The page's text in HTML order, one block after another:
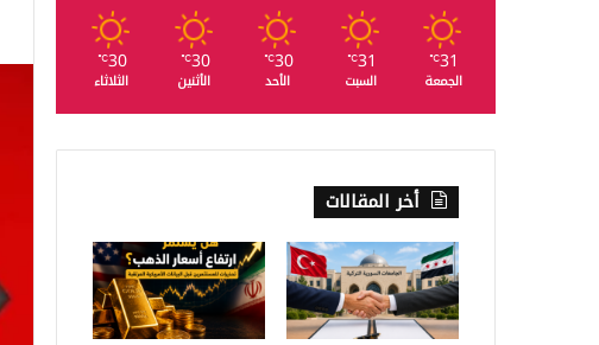
31
℃
الجمعة
31
℃
السبت
30
℃
الأحد
30
℃
الأثنين
30
℃
الثلاثاء
أخر المقالات